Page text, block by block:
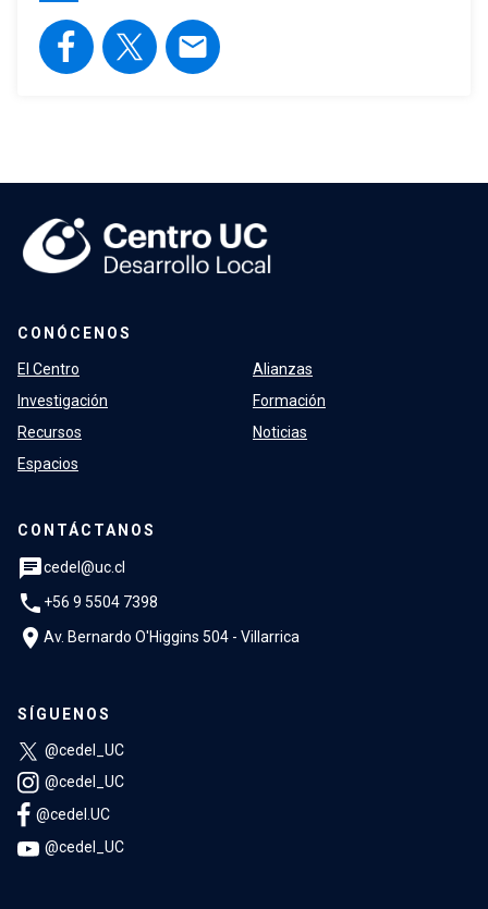
email
CONÓCENOS
El Centro
Investigación
Recursos
Espacios
Alianzas
Formación
Noticias
CONTÁCTANOS
chatcedel@uc.cl
phone +56 9 5504 7398
location_on Av. Bernardo O'Higgins 504 - Villarrica
SÍGUENOS
@cedel_UC
@cedel_UC
@cedel.UC
@cedel_UC